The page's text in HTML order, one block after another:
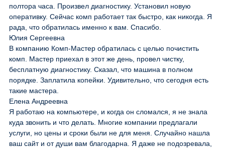
полтора часа. Произвел диагностику. Установил новую
оперативку. Сейчас комп работает так быстро, как никогда. Я
рада, что обратилась именно к вам. Спасибо.
Юлия Сергеевна
В компанию Комп-Мастер обратилась с целью почистить
комп. Мастер приехал в этот же день, провел чистку,
бесплатную диагностику. Сказал, что машина в полном
порядке. Заплатила копейки. Удивительно, что сегодня есть
такие мастера.
Елена Андреевна
Я работаю на компьютере, и когда он сломался, я не знала
куда звонить и что делать. Многие компании предлагали
услуги, но цены и сроки были не для меня. Случайно нашла
ваш сайт и от души вам благодарна. Я даже не подозревала,